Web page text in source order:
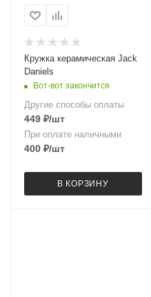
Кружка керамическая Jack
Daniels
Вот-вот закончится
Другие способы оплаты
449 ₽/шт
При оплате наличными
400 ₽/шт
В КОРЗИНУ